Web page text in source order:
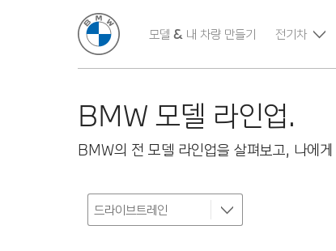
모델 & 내 차량 만들기 전기차
BMW 모델 라인업.
BMW의 전 모델 라인업을 살펴보고, 나에